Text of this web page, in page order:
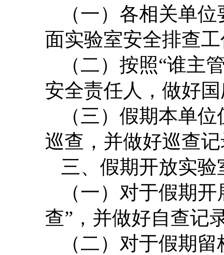
（一）各相关单
面实验室安全排查
（二）按照“谁主
安全责任人，做好
（三）假期本单
巡查，并做好巡查
三、假期开放实验
（一）对于假期
查”，并做好自查记
（二）对于假期